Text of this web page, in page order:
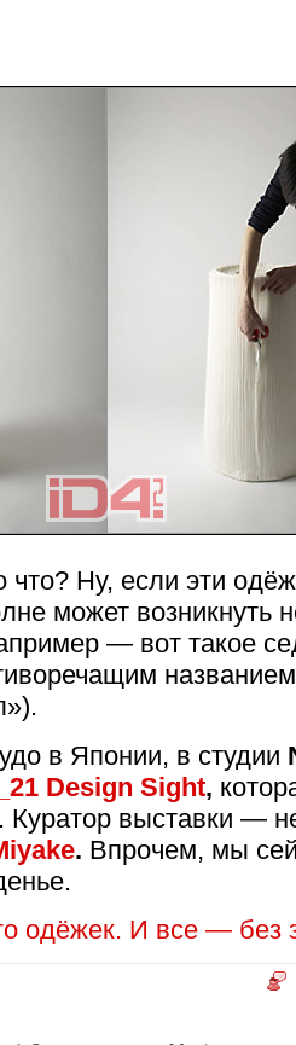
что? Ну, если эти
может возникнуть
— вот такое
в Японии, в студии
Design Sight,
Куратор выставки —
. Впрочем, мы
одёжек. И все — без